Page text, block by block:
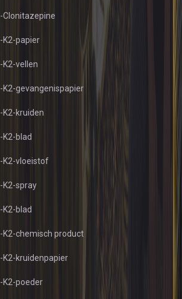
-Clonitazepine
-K2-papier
-K2-vellen
-K2-gevangenispapier
-K2-kruiden
-K2-blad
-K2-vloeistof
-K2-spray
-K2-blad
-K2-chemisch product
-K2-kruidenpapier
-K2-poeder